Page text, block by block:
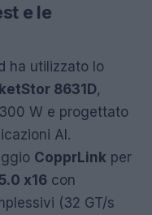
e le
ha utilizzato lo
8631D,
W e progettato
AI.
CopprLink per
x16 con
(32 GT/s